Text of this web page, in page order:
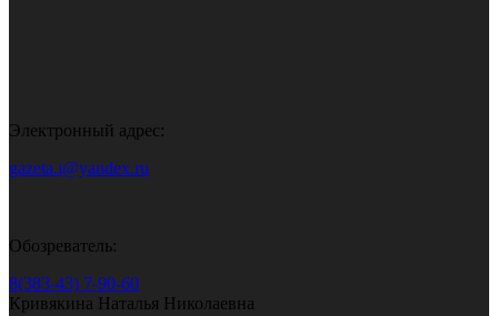
Электронный адрес:
gazeta.i@yandex.ru
Обозреватель:
8(383-43) 7-90-60
Кривякина Наталья Николаевна